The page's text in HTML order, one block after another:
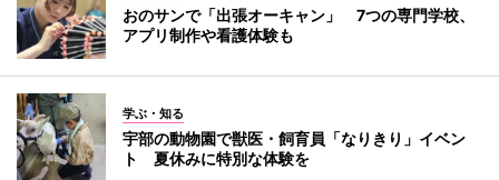
おのサンで「出張オーキャン」 7つの専門学校、
アプリ制作や看護体験も
学ぶ・知る
宇部の動物園で獣医・飼育員「なりきり」イベン
ト 夏休みに特別な体験を